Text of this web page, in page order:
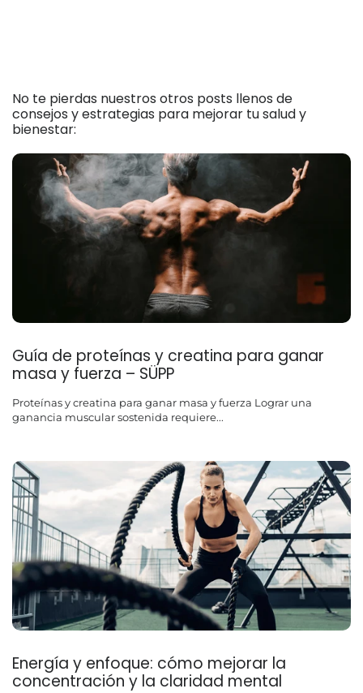
No te pierdas nuestros otros posts llenos de
consejos y estrategias para mejorar tu salud y
bienestar:
Guía de proteínas y creatina para ganar
masa y fuerza – SÜPP
Proteínas y creatina para ganar masa y fuerza Lograr una
ganancia muscular sostenida requiere...
Energía y enfoque: cómo mejorar la
concentración y la claridad mental